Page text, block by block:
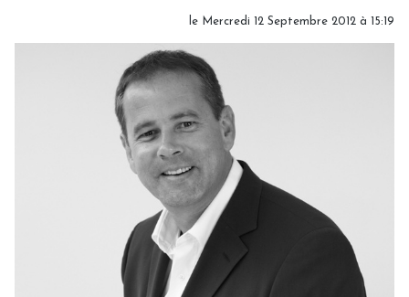
le Mercredi 12 Septembre 2012 à 15:19